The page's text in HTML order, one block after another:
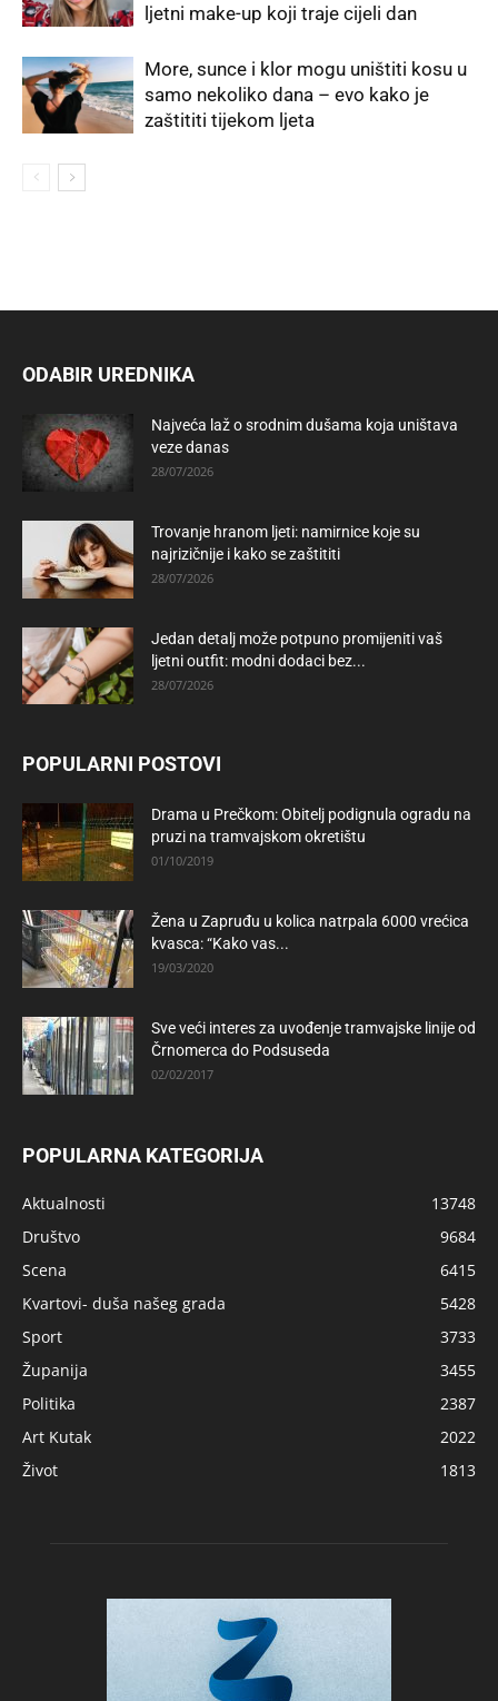
ljetni make-up koji traje cijeli dan
More, sunce i klor mogu uništiti kosu u
samo nekoliko dana – evo kako je
zaštititi tijekom ljeta
ODABIR UREDNIKA
Najveća laž o srodnim dušama koja uništava
veze danas
28/07/2026
Trovanje hranom ljeti: namirnice koje su
najrizičnije i kako se zaštititi
28/07/2026
Jedan detalj može potpuno promijeniti vaš
ljetni outfit: modni dodaci bez...
28/07/2026
POPULARNI POSTOVI
Drama u Prečkom: Obitelj podignula ogradu na
pruzi na tramvajskom okretištu
01/10/2019
Žena u Zapruđu u kolica natrpala 6000 vrećica
kvasca: “Kako vas...
19/03/2020
Sve veći interes za uvođenje tramvajske linije od
Črnomerca do Podsuseda
02/02/2017
POPULARNA KATEGORIJA
Aktualnosti
13748
Društvo
9684
Scena
6415
Kvartovi- duša našeg grada
5428
Sport
3733
Županija
3455
Politika
2387
Art Kutak
2022
Život
1813